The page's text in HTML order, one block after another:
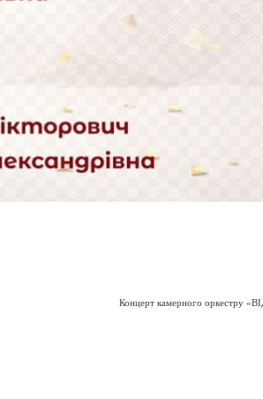
Концерт камерного оркестру